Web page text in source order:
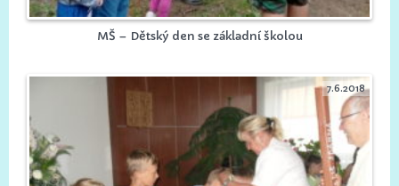
MŠ – Dětský den se základní školou
7.6.2018